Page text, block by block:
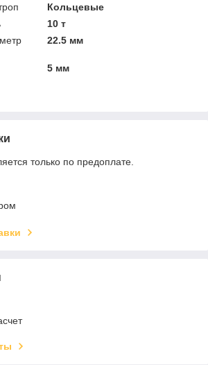
Кольцевые
10 т
22.5 мм
5 мм
только по предоплате.